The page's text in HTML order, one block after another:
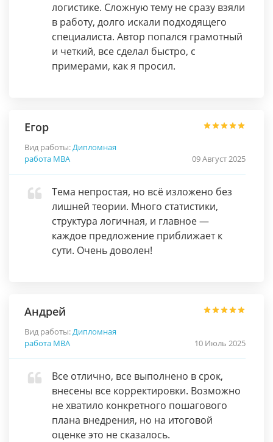
логистике. Сложную тему не сразу взяли
в работу, долго искали подходящего
специалиста. Автор попался грамотный
и четкий, все сделал быстро, с
примерами, как я просил.
Егор
Вид работы:Дипломная
работа МВА
09 Август 2025
Тема непростая, но всё изложено без
лишней теории. Много статистики,
структура логичная, и главное —
каждое предложение приближает к
сути. Очень доволен!
Андрей
Вид работы:Дипломная
работа МВА
10 Июль 2025
Все отлично, все выполнено в срок,
внесены все корректировки. Возможно
не хватило конкретного пошагового
плана внедрения, но на итоговой
оценке это не сказалось.